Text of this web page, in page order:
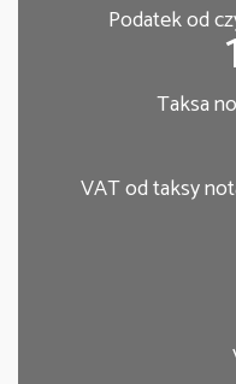
Podatek od
Taksa
VAT od taksy